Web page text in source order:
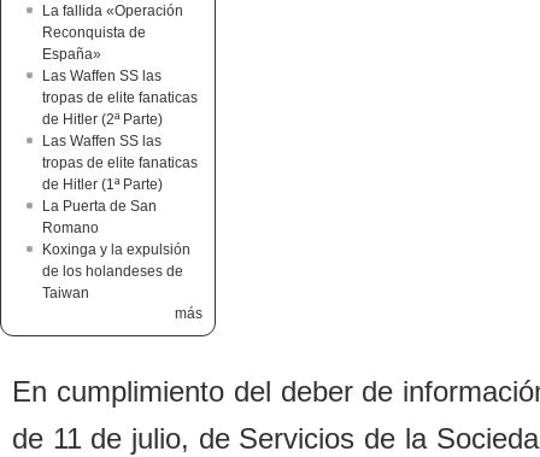
La fallida «Operación
Reconquista de
España»
Las Waffen SS las
tropas de elite fanaticas
de Hitler (2ª Parte)
Las Waffen SS las
tropas de elite fanaticas
de Hitler (1ª Parte)
La Puerta de San
Romano
Koxinga y la expulsión
de los holandeses de
Taiwan
más
En cumplimiento del deber de
de 11 de julio, de Servicios de la